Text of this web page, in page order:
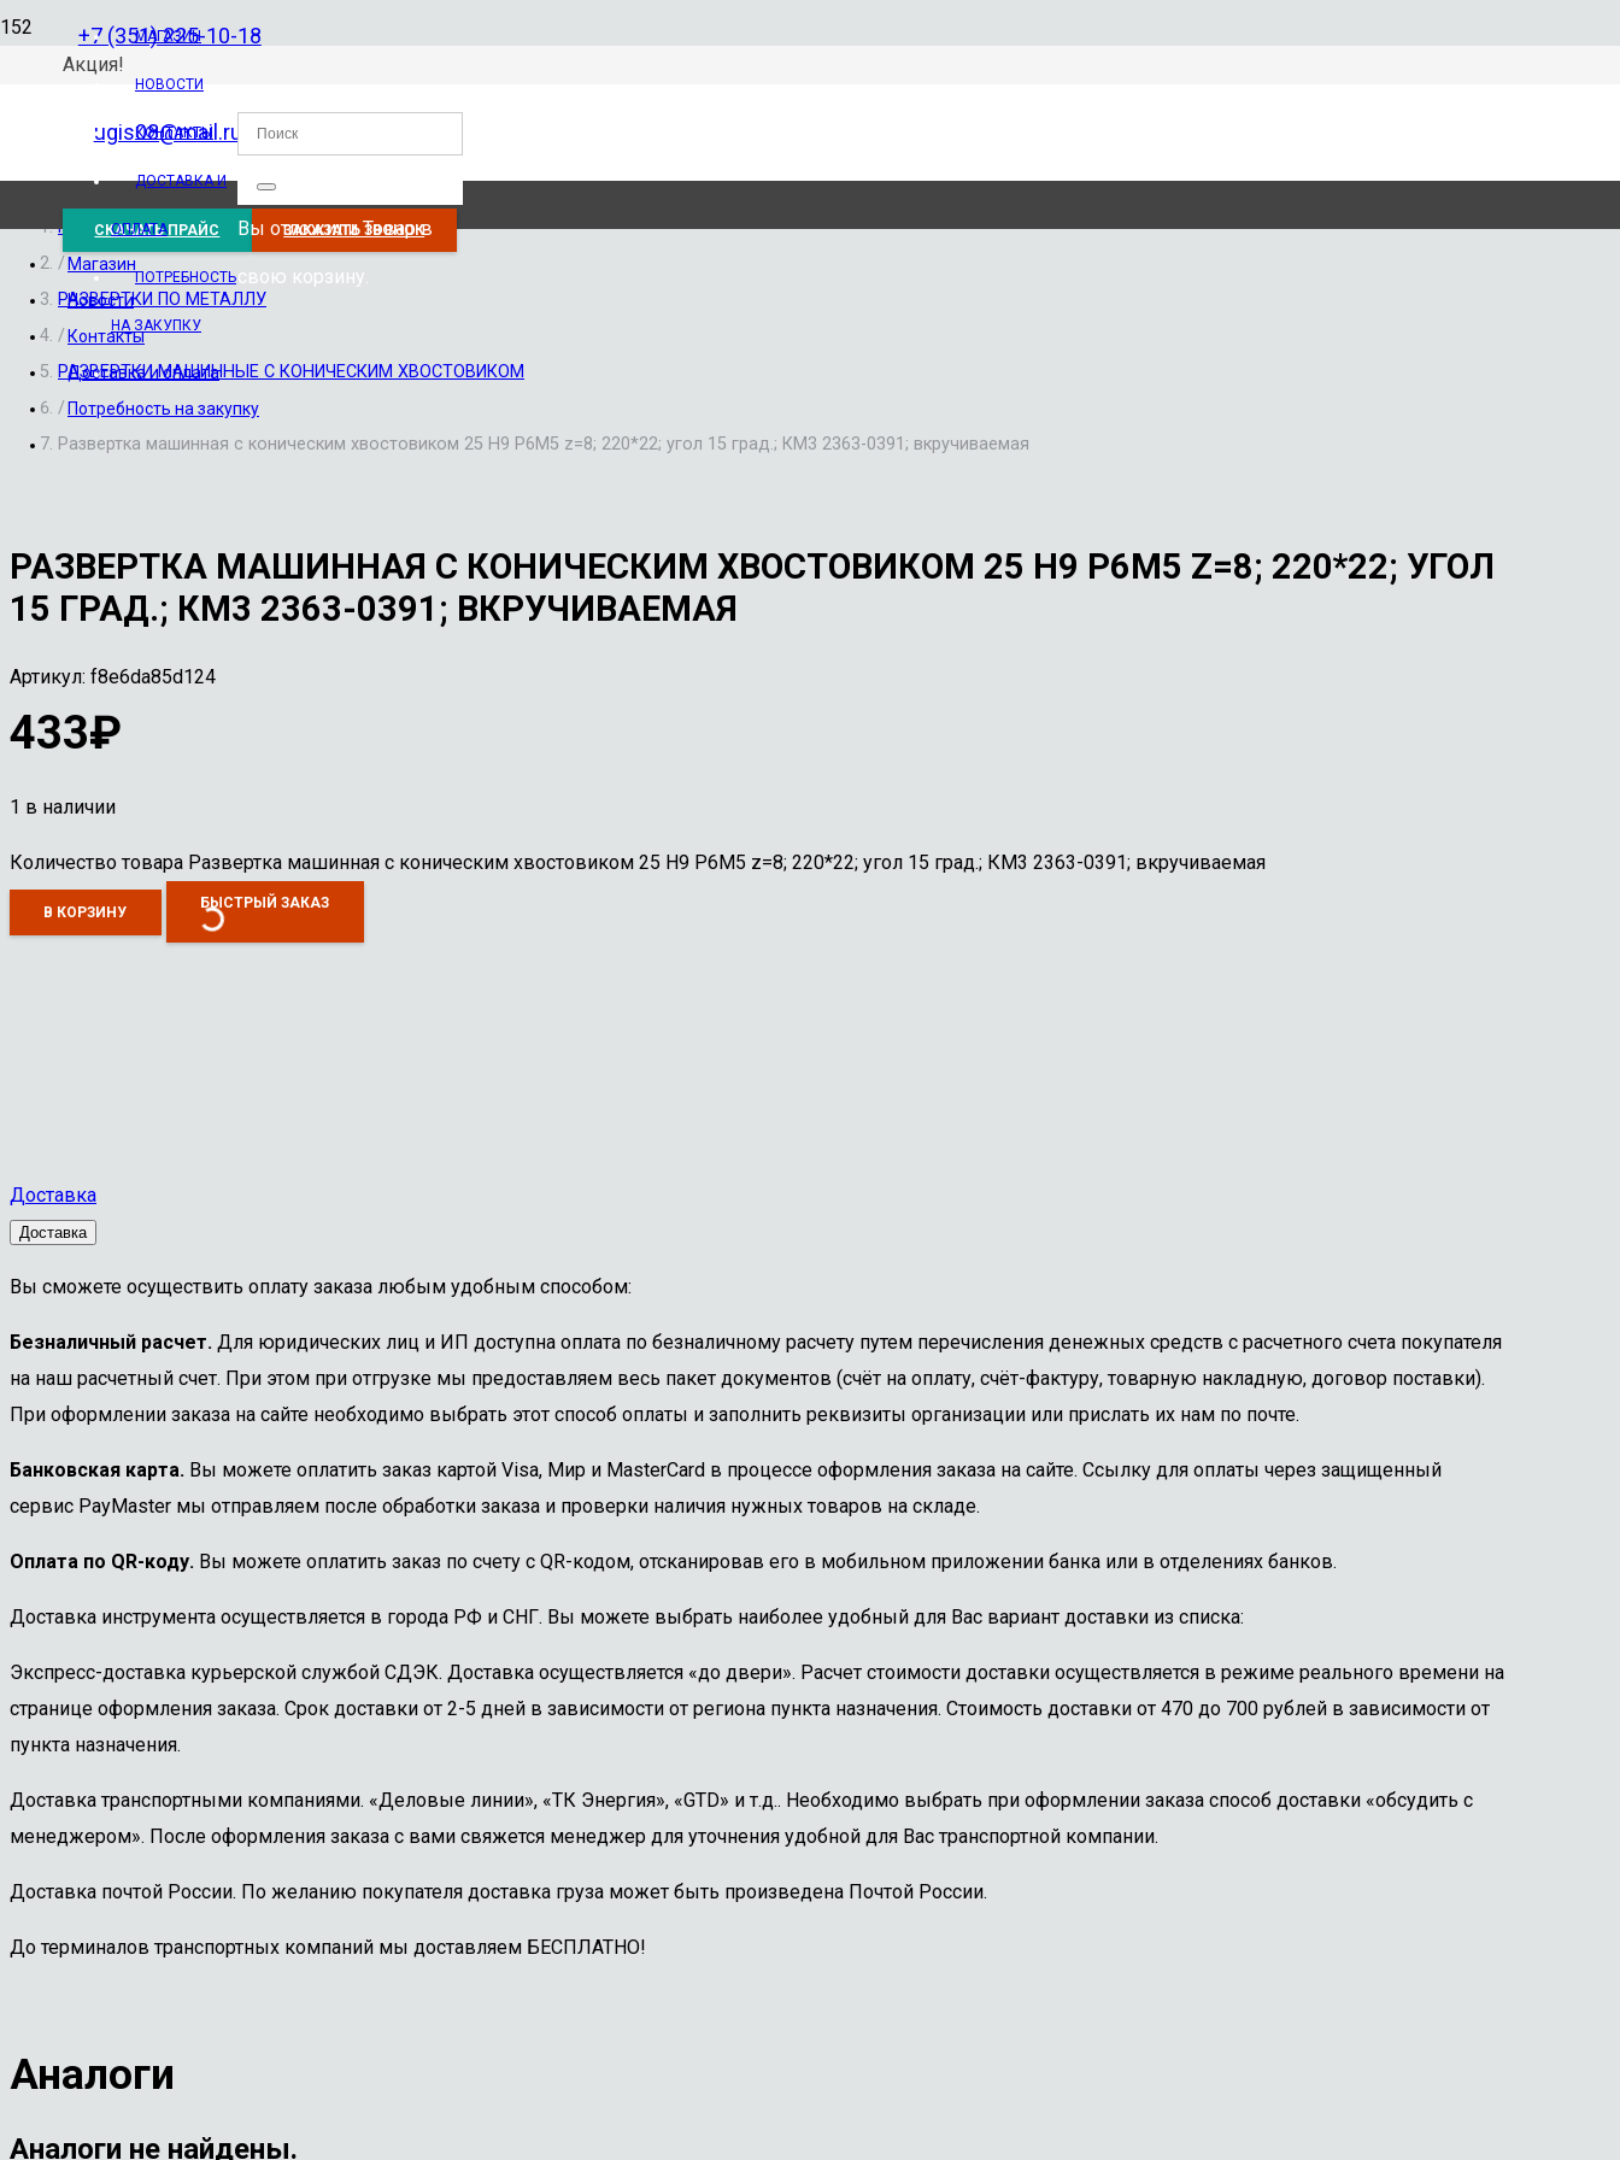
Акция!
+7 (351) 225-10-18
ugis08@mail.ru
СКАЧАТЬ ПРАЙС ЗАКАЗАТЬ ЗВОНОК
МАГАЗИН
НОВОСТИ
КОНТАКТЫ
ДОСТАВКА И
ОПЛАТА
ПОТРЕБНОСТЬ
НА ЗАКУПКУ
Вы отложилиТоварв
свою корзину.
Магазин
Новости
Контакты
Доставка и оплата
Потребность на закупку
Главная
/
РАЗВЕРТКИ ПО МЕТАЛЛУ
/
РАЗВЕРТКИ МАШИННЫЕ С КОНИЧЕСКИМ ХВОСТОВИКОМ
/
Развертка машинная с коническим хвостовиком 25 H9 Р6М5 z=8; 220*22; угол 15 град.; КМ3 2363-0391; вкручиваемая
РАЗВЕРТКА МАШИННАЯ С КОНИЧЕСКИМ ХВОСТОВИКОМ 25 H9 Р6М5 Z=8; 220*22; УГОЛ
15 ГРАД.; КМ3 2363-0391; ВКРУЧИВАЕМАЯ
Артикул: f8e6da85d124
433₽
1 в наличии
Количество товара Развертка машинная с коническим хвостовиком 25 H9 Р6М5 z=8; 220*22; угол 15 град.; КМ3 2363-0391; вкручиваемая
В КОРЗИНУ
БЫСТРЫЙ ЗАКАЗ
Доставка
Доставка
Вы сможете осуществить оплату заказа любым удобным способом:
Безналичный расчет. Для юридических лиц и ИП доступна оплата по безналичному расчету путем перечисления денежных средств с расчетного счета покупателя
на наш расчетный счет. При этом при отгрузке мы предоставляем весь пакет документов (счёт на оплату, счёт-фактуру, товарную накладную, договор поставки).
При оформлении заказа на сайте необходимо выбрать этот способ оплаты и заполнить реквизиты организации или прислать их нам по почте.
Банковская карта. Вы можете оплатить заказ картой Visa, Мир и MasterCard в процессе оформления заказа на сайте. Ссылку для оплаты через защищенный
сервис PayMaster мы отправляем после обработки заказа и проверки наличия нужных товаров на складе.
Оплата по QR-коду. Вы можете оплатить заказ по счету с QR-кодом, отсканировав его в мобильном приложении банка или в отделениях банков.
Доставка инструмента осуществляется в города РФ и СНГ. Вы можете выбрать наиболее удобный для Вас вариант доставки из списка:
Экспресс-доставка курьерской службой СДЭК. Доставка осуществляется «до двери». Расчет стоимости доставки осуществляется в режиме реального времени на
странице оформления заказа. Срок доставки от 2-5 дней в зависимости от региона пункта назначения. Стоимость доставки от 470 до 700 рублей в зависимости от
пункта назначения.
Доставка транспортными компаниями. «Деловые линии», «ТК Энергия», «GTD» и т.д.. Необходимо выбрать при оформлении заказа способ доставки «обсудить с
менеджером». После оформления заказа с вами свяжется менеджер для уточнения удобной для Вас транспортной компании.
Доставка почтой России. По желанию покупателя доставка груза может быть произведена Почтой России.
До терминалов транспортных компаний мы доставляем БЕСПЛАТНО!
Аналоги
Аналоги не найдены.